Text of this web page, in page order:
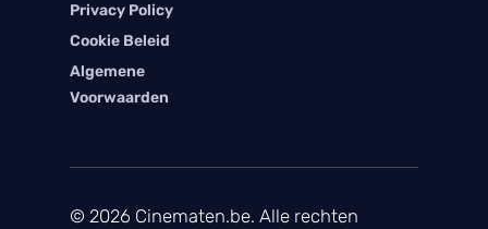
Privacy Policy
Cookie Beleid
Algemene
Voorwaarden
© 2026 Cinematen.be. Alle rechten